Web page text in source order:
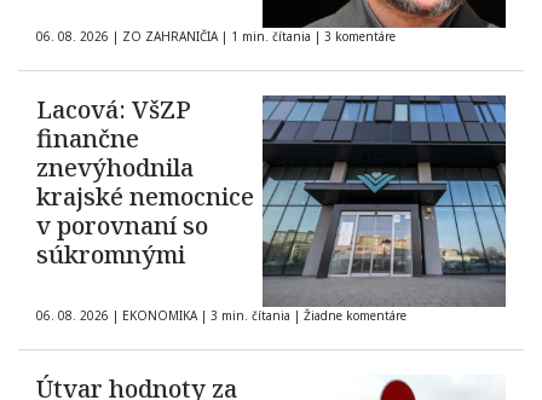
06. 08. 2026 | ZO ZAHRANIČIA | 1 min. čítania | 3 komentáre
Lacová: VšZP
finančne
znevýhodnila
krajské nemocnice
v porovnaní so
súkromnými
06. 08. 2026 | EKONOMIKA | 3 min. čítania | Žiadne komentáre
Útvar hodnoty za